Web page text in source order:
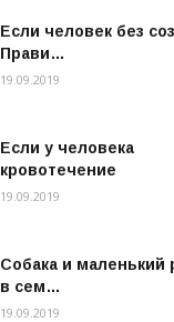
Если человек без
Прави…
19.09.2019
Если у человека
кровотечение
19.09.2019
Собака и маленький
в сем…
19.09.2019